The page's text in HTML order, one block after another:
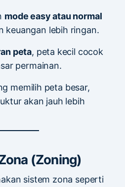
mode easy atau normal
keuangan lebih ringan.
peta, peta kecil cocok
permainan.
memilih peta besar,
akan jauh lebih
(Zoning)
sistem zona seperti